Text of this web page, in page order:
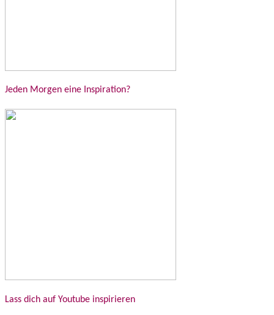
Jeden Morgen eine Inspiration?
Lass dich auf Youtube inspirieren